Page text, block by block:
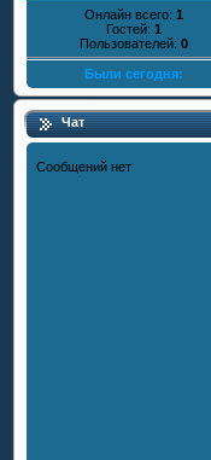
Онлайн всего: 1
Гостей: 1
Пользователей: 0
Были сегодня:
Чат